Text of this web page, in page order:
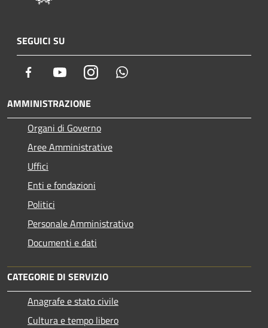
SEGUICI SU
Facebook YoutubeInstagram
AMMINISTRAZIONE
Organi di Governo
Aree Amministrative
Uffici
Enti e fondazioni
Politici
Personale Amministrativo
Documenti e dati
CATEGORIE DI SERVIZIO
Anagrafe e stato civile
Cultura e tempo libero